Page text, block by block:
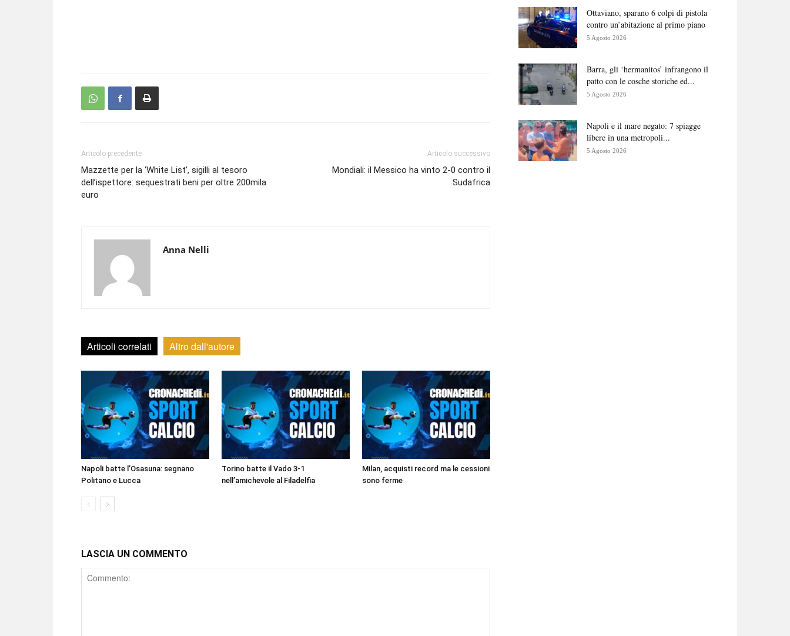
Articolo precedente
Mazzette per la ‘White List’, sigilli al tesoro
dell’ispettore: sequestrati beni per oltre 200mila
euro
Articolo successivo
Mondiali: il Messico ha vinto 2-0 contro il
Sudafrica
Anna Nelli
Articoli correlati Altro dall'autore
Napoli batte l’Osasuna: segnano
Politano e Lucca
Torino batte il Vado 3-1
nell’amichevole al Filadelfia
Milan, acquisti record ma le cessioni
sono ferme
LASCIA UN COMMENTO
Comment
Ottaviano, sparano 6 colpi di pistola
contro un’abitazione al primo piano
5 Agosto 2026
Barra, gli ‘hermanitos’ infrangono il
patto con le cosche storiche ed...
5 Agosto 2026
Napoli e il mare negato: 7 spiagge
libere in una metropoli...
5 Agosto 2026